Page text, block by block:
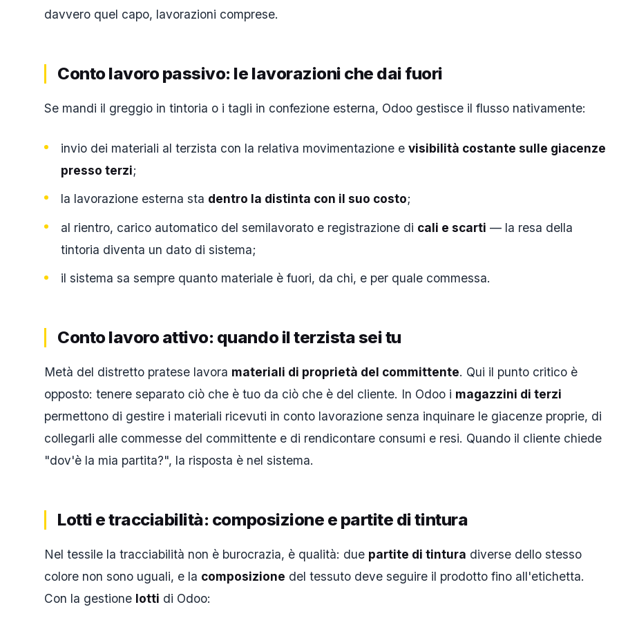
davvero quel capo, lavorazioni comprese.
Conto lavoro passivo: le lavorazioni che dai fuori
Se mandi il greggio in tintoria o i tagli in confezione esterna, Odoo gestisce il flusso nativamente:
invio dei materiali al terzista con la relativa movimentazione e visibilità costante sulle giacenze
presso terzi;
la lavorazione esterna sta dentro la distinta con il suo costo;
al rientro, carico automatico del semilavorato e registrazione di cali e scarti — la resa della
tintoria diventa un dato di sistema;
il sistema sa sempre quanto materiale è fuori, da chi, e per quale commessa.
Conto lavoro attivo: quando il terzista sei tu
Metà del distretto pratese lavora materiali di proprietà del committente. Qui il punto critico è
opposto: tenere separato ciò che è tuo da ciò che è del cliente. In Odoo i magazzini di terzi
permettono di gestire i materiali ricevuti in conto lavorazione senza inquinare le giacenze proprie, di
collegarli alle commesse del committente e di rendicontare consumi e resi. Quando il cliente chiede
"dov'è la mia partita?", la risposta è nel sistema.
Lotti e tracciabilità: composizione e partite di tintura
Nel tessile la tracciabilità non è burocrazia, è qualità: due partite di tintura diverse dello stesso
colore non sono uguali, e la composizione del tessuto deve seguire il prodotto fino all'etichetta.
Con la gestione lotti di Odoo: